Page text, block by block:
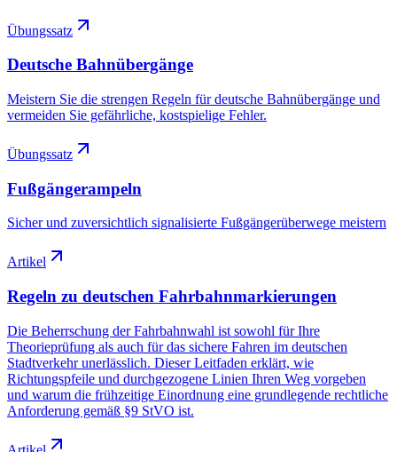
Übungssatz
Deutsche Bahnübergänge
Meistern Sie die strengen Regeln für deutsche Bahnübergänge und
vermeiden Sie gefährliche, kostspielige Fehler.
Übungssatz
Fußgängerampeln
Sicher und zuversichtlich signalisierte Fußgängerüberwege meistern
Artikel
Regeln zu deutschen Fahrbahnmarkierungen
Die Beherrschung der Fahrbahnwahl ist sowohl für Ihre
Theorieprüfung als auch für das sichere Fahren im deutschen
Stadtverkehr unerlässlich. Dieser Leitfaden erklärt, wie
Richtungspfeile und durchgezogene Linien Ihren Weg vorgeben
und warum die frühzeitige Einordnung eine grundlegende rechtliche
Anforderung gemäß §9 StVO ist.